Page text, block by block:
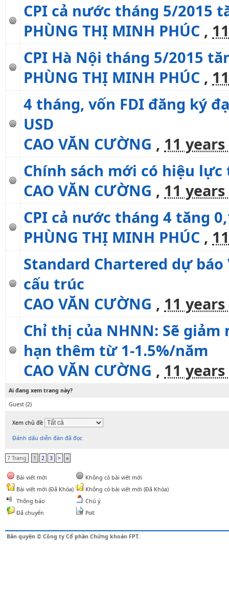
CPI cả nước tháng 5/2015
PHÙNG THỊ MINH PHÚC ,
CPI Hà Nội tháng 5/2015
PHÙNG THỊ MINH PHÚC ,
4 tháng, vốn FDI đăng ký
USD
CAO VĂN CƯỜNG , 11
Chính sách mới có hiệu
CAO VĂN CƯỜNG , 11
CPI cả nước tháng 4 tăng
PHÙNG THỊ MINH PHÚC ,
Standard Chartered dự
cấu trúc
CAO VĂN CƯỜNG , 11
Chỉ thị của NHNN: Sẽ
hạn thêm từ 1-1.5%/năm
CAO VĂN CƯỜNG , 11
Ai đang xem trang này?
Guest (2)
Xem chủ đề
Đánh dấu diễn đàn đã đọc
7 Trang 1 2 3 > »
Bài viết mới
Không có bài viết mới
Bài viết mới (Đã Khóa)
Không có bài viết mới (Đã Khóa)
Thông báo
Chú ý
Đã chuyển
Poll
Bản quyền © Công ty Cổ phần Chứng khoán FPT.